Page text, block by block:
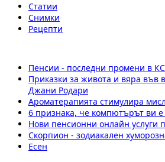
Статии
Снимки
Рецепти
Пенсии - последни промени в
Приказки за живота и вяра във
Джани Родари
Ароматерапията стимулира
6 признака, че компютърът ви е
Нови пенсионни онлайн услуги
Скорпион - зодиакален
Есен